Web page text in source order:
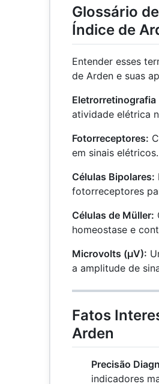
Glossário
Índice de
Entender esses
de Arden e suas
Eletrorretinografia
atividade elétrica
Fotorreceptores:
em sinais elétricos.
Células Bipolares:
fotorreceptores
Células de Müller:
homeostase e
Microvolts (μV):
a amplitude de
Fatos
Arden
Precisão
indicadores